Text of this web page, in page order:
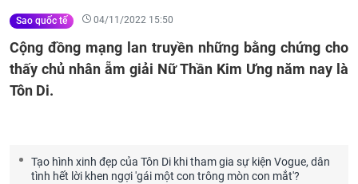
Sao quốc tế 04/11/2022 15:50
Cộng đồng mạng lan truyền những bằng chứng cho
thấy chủ nhân ẵm giải Nữ Thần Kim Ưng năm nay là
Tôn Di.
Tạo hình xinh đẹp của Tôn Di khi tham gia sự kiện Vogue, dân
tình hết lời khen ngợi 'gái một con trông mòn con mắt'?